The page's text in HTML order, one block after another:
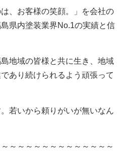
、お客様の笑顔。」を会社の
県内塗装業界No.1の実績と信
地域の皆様と共に生き、地域
あり続けられるよう頑張って
若いから頼りがいが無いなん
～～～～～～～～～～～～～